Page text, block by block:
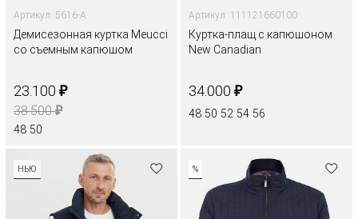
Артикул: 5616-A
Демисезонная куртка Meucci
со съемным капюшом
23.100 ₽
38.500₽
48 50
Артикул: 111121660100
Куртка-плащ с капюшоном
New Canadian
34.000 ₽
48 50 52 54 56
НЬЮ %